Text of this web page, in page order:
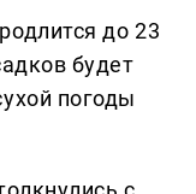
до 23
будет
погоды